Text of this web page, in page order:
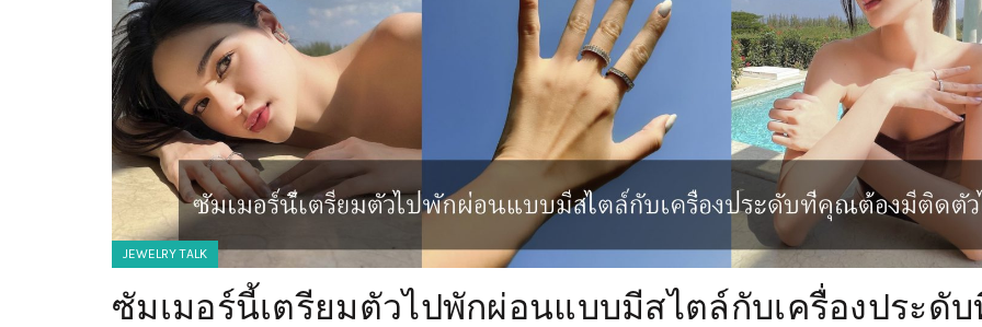
JEWELRY TALK
ซัมเมอร์นี้เตรียมตัวไปพักผ่อนแบบมีสไตล์กับเครื่องประดับ